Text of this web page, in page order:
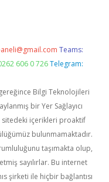
Teams:
606 0 726 Telegram:
Bilgi Teknolojileri
bir Yer Sağlayıcı
içerikleri proaktif
bulunmamaktadır.
taşımakta olup,
sayılırlar. Bu internet
şirketi ile hiçbir bağlantısı